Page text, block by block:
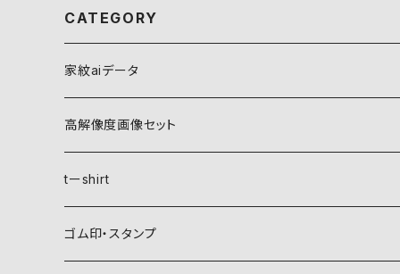
CATEGORY
家紋aiデータ
自然紋
稲妻
霞
植物紋
葵
動物紋
高解像度画像セット
自然紋
稲妻
植物紋
tーshirt
ゴム印・スタンプ